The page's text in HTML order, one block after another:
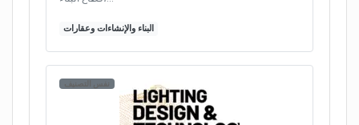
البناء والإنشاءات وعقارات
نفس التصنيف